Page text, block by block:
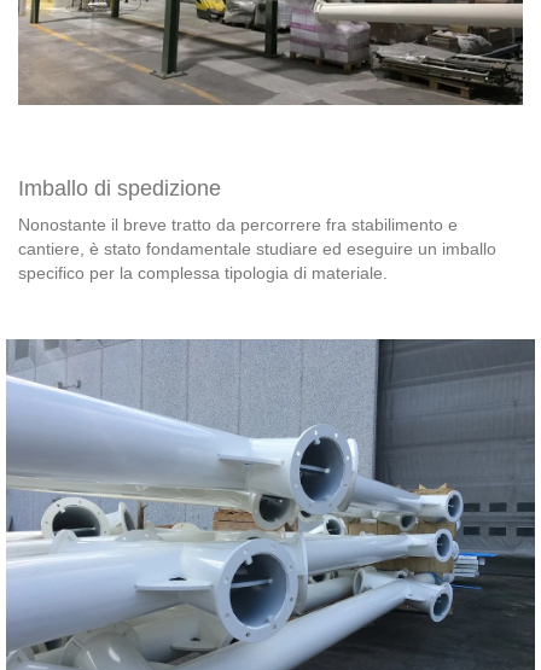
Imballo di spedizione
Nonostante il breve tratto da percorrere fra stabilimento e
cantiere, è stato fondamentale studiare ed eseguire un imballo
specifico per la complessa tipologia di materiale.